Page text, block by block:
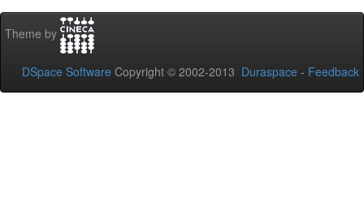
Theme by
DSpace Software Copyright © 2002-2013 Duraspace - Feedback